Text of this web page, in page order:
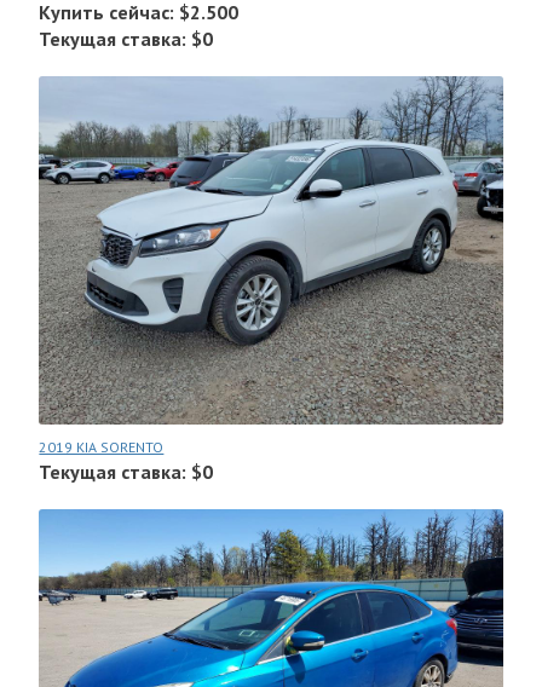
Купить сейчас: $2.500
Текущая ставка: $0
2019 KIA SORENTO
Текущая ставка: $0